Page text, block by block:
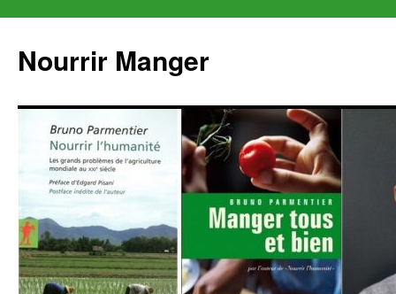
contenu
Nourrir Manger